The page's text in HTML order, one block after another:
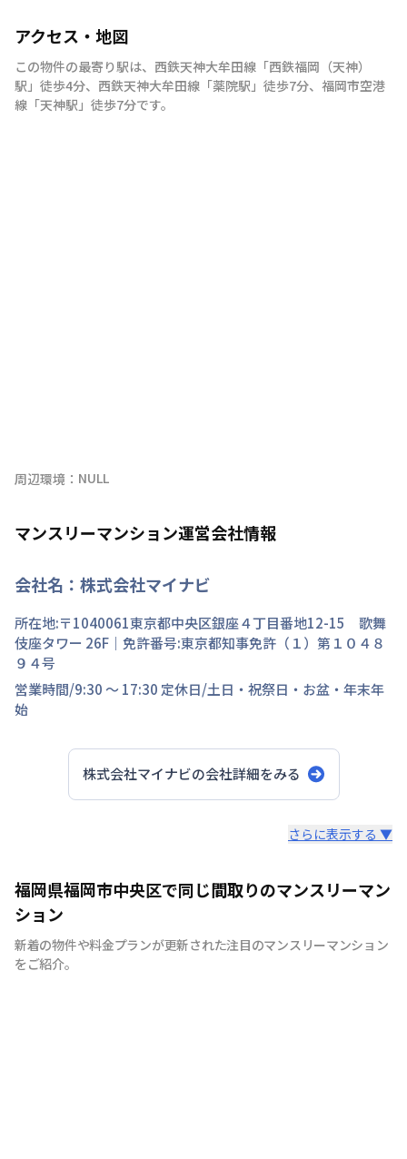
アクセス・地図
この物件の最寄り駅は、 西鉄天神大牟田線 「西鉄福岡（天神）
駅 」 徒歩4分、 西鉄天神大牟田線 「薬院駅 」 徒歩7分、 福岡市空港
線 「天神駅 」 徒歩7分です。
周辺環境： NULL
マンスリーマンション運営会社情報
会社名： 株式会社マイナビ
所在地:〒1040061東京都中央区銀座４丁目番地12-15 歌舞
伎座タワー 26F ｜免許番号:東京都知事免許（１）第１０４８
９４号
営業時間/9:30 ～ 17:30 定休日/土日・祝祭日・お盆・年末年
始
株式会社マイナビの会社詳細をみる
快適で安心な住まいをご提供。入居者様の住み心地と健康
を考え、専門部隊がお部屋を厳選！入居者満足度97％！
さらに表示する ▼
福岡県福岡市中央区で同じ間取りのマンスリーマン
ション
新着の物件や料金プランが更新された注目のマンスリーマンション
をご紹介。